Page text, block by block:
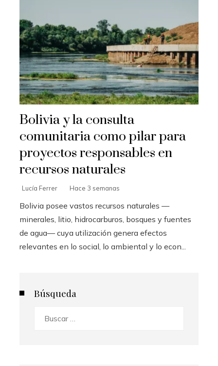
Bolivia y la consulta
comunitaria como pilar para
proyectos responsables en
recursos naturales
Lucía Ferrer Hace 3 semanas
Bolivia posee vastos recursos naturales —
minerales, litio, hidrocarburos, bosques y fuentes
de agua— cuya utilización genera efectos
relevantes en lo social, lo ambiental y lo econ...
Búsqueda